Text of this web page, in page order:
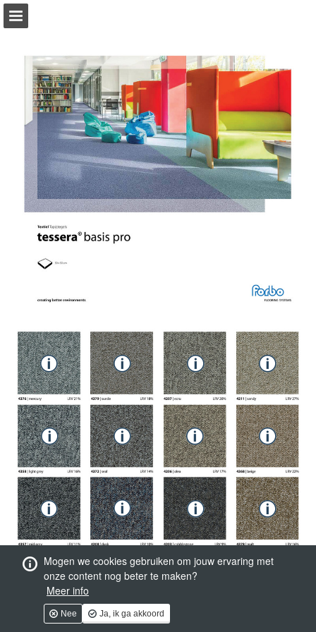
Mogen we cookies gebruiken om jouw ervaring met
onze content nog beter te maken?
Meer info
Nee Ja, ik ga akkoord
Pagina overzicht
Gerelateerde Publicaties
Download PDF
Zoeken
Privacybeleid bekijken